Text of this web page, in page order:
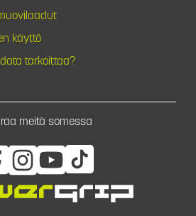
käyttö
tarkoittaa?
meitä somessa